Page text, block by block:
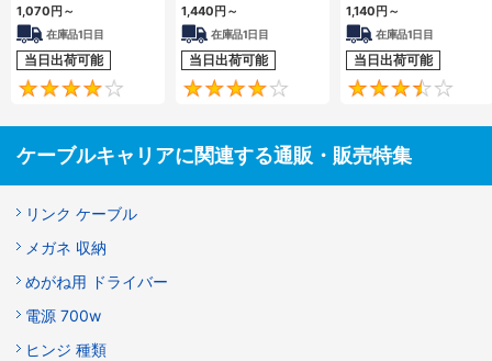
1,070 円 ～
在庫品1日目
当日出荷可能
4.1
1,440 円 ～
在庫品1日目
当日出荷可能
4.2
1,140 円 ～
在庫品1日目
当日出荷可能
ケーブルキャリアに関連する通販・販売特集
リンク ケーブル
メガネ 収納
めがね用 ドライバー
電源 700w
ヒンジ 種類